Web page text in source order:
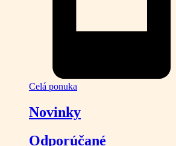
Celá ponuka
Novinky
Odporúčané